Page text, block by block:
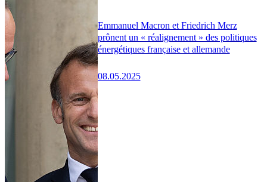
Emmanuel Macron et Friedrich Merz
prônent un « réalignement » des politiques
énergétiques française et allemande
08.05.2025